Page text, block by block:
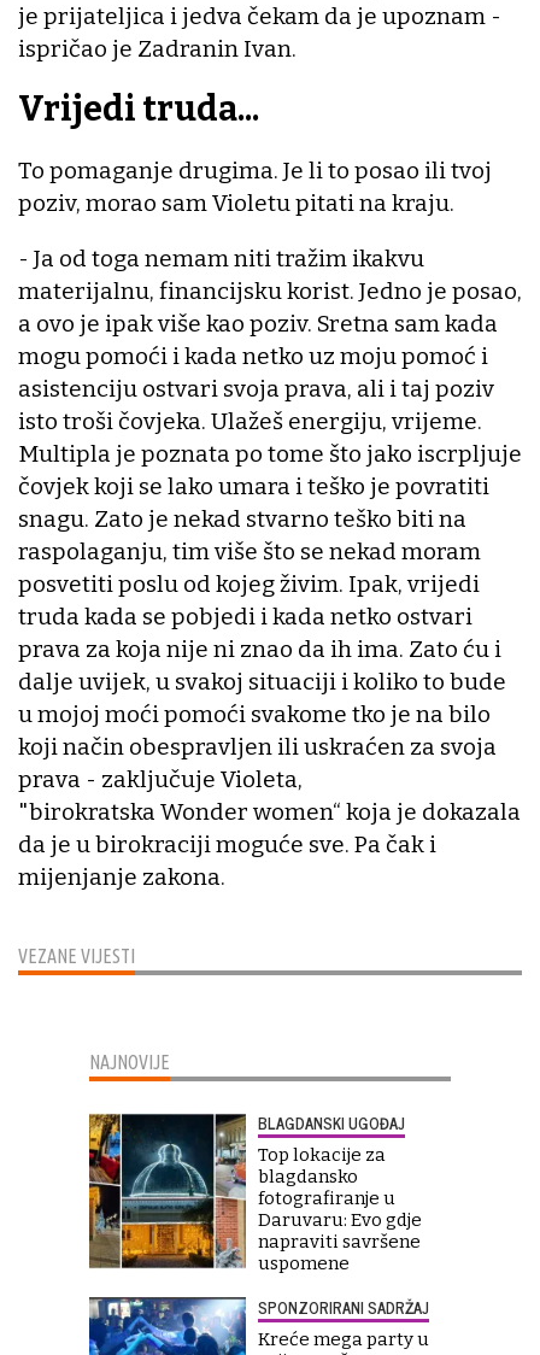
VEZANE VIJESTI
je prijateljica i jedva čekam da je upoznam -
ispričao je Zadranin Ivan.
Vrijedi truda...
To pomaganje drugima. Je li to posao ili tvoj
poziv, morao sam Violetu pitati na kraju.
- Ja od toga nemam niti tražim ikakvu
materijalnu, financijsku korist. Jedno je posao,
a ovo je ipak više kao poziv. Sretna sam kada
mogu pomoći i kada netko uz moju pomoć i
asistenciju ostvari svoja prava, ali i taj poziv
isto troši čovjeka. Ulažeš energiju, vrijeme.
Multipla je poznata po tome što jako iscrpljuje
čovjek koji se lako umara i teško je povratiti
snagu. Zato je nekad stvarno teško biti na
raspolaganju, tim više što se nekad moram
posvetiti poslu od kojeg živim. Ipak, vrijedi
truda kada se pobjedi i kada netko ostvari
prava za koja nije ni znao da ih ima. Zato ću i
dalje uvijek, u svakoj situaciji i koliko to bude
u mojoj moći pomoći svakome tko je na bilo
koji način obespravljen ili uskraćen za svoja
prava - zaključuje Violeta,
"birokratska Wonder women“ koja je dokazala
da je u birokraciji moguće sve. Pa čak i
mijenjanje zakona.
NAJNOVIJE
BLAGDANSKI UGOĐAJ
Top lokacije za
blagdansko
fotografiranje u
Daruvaru: Evo gdje
napraviti savršene
uspomene
SPONZORIRANI SADRŽAJ
Kreće mega party u